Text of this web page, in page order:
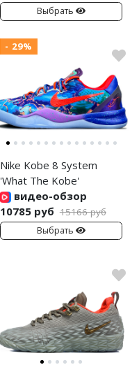
Выбрать
- 29%
Nike Kobe 8 System
'What The Kobe'
видео-обзор
10785 руб 15166 руб
Выбрать